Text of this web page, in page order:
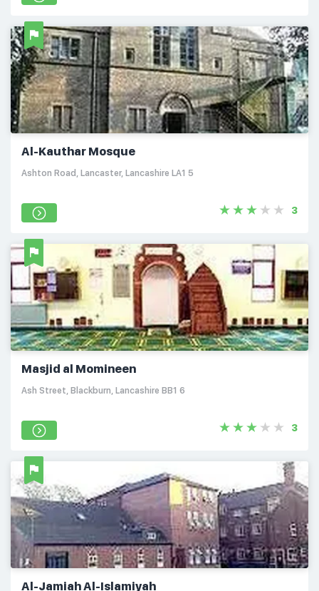
Al-Kauthar Mosque
Ashton Road, Lancaster, Lancashire LA1 5
3
Masjid al Momineen
Ash Street, Blackburn, Lancashire BB1 6
3
Al-Jamiah Al-Islamiyah